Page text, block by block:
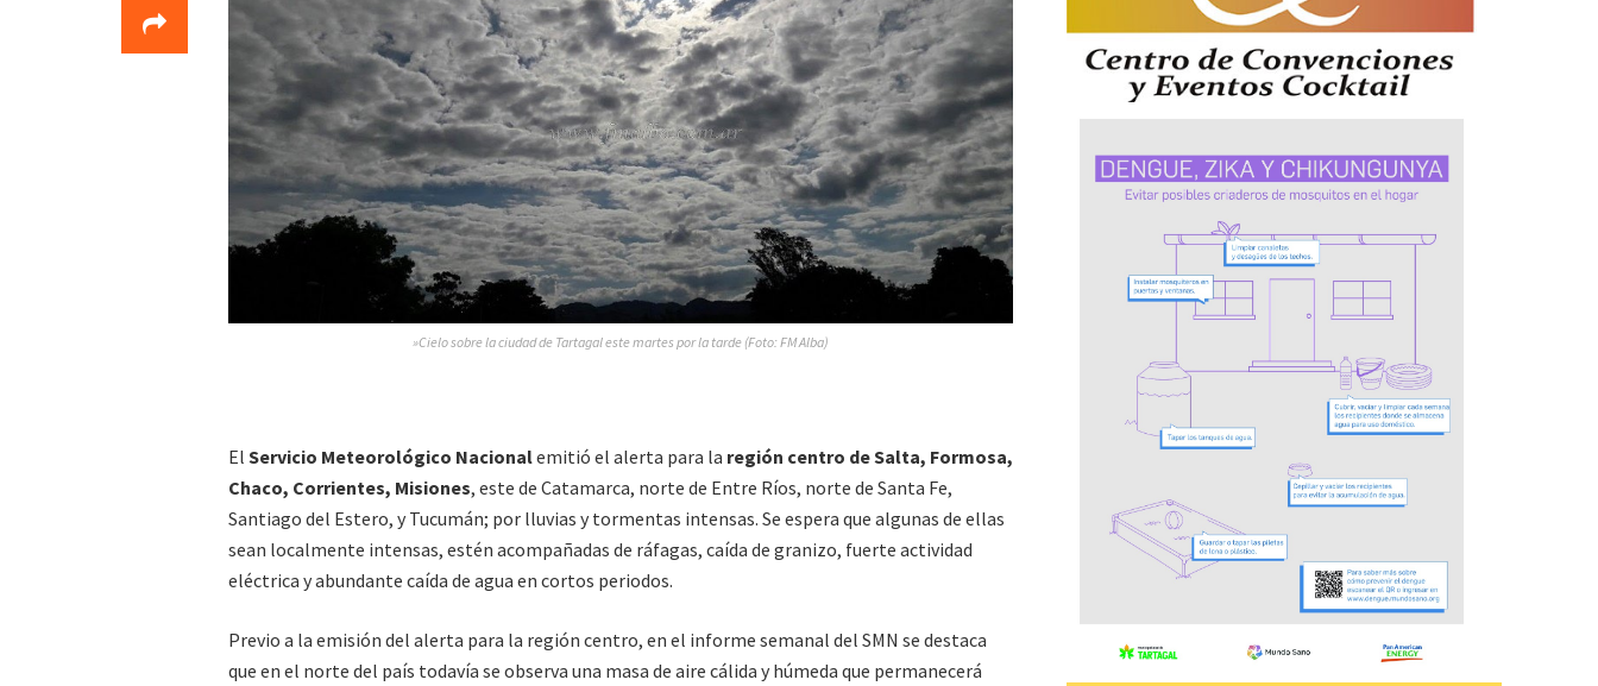
»Cielo sobre la ciudad de Tartagal este martes por la tarde (Foto: FM Alba)
El Servicio Meteorológico Nacionalemitió el alerta para la región centro de Salta, Formosa,
Chaco, Corrientes, Misiones, este de Catamarca, norte de Entre Ríos, norte de Santa Fe,
Santiago del Estero, y Tucumán; por lluvias y tormentas intensas. Se espera que algunas de ellas
sean localmente intensas, estén acompañadas de ráfagas, caída de granizo, fuerte actividad
eléctrica y abundante caída de agua en cortos periodos.
Previo a la emisión del alerta para la región centro, en el informe semanal del SMN se destaca
que en el norte del país todavía se observa una masa de aire cálida y húmeda que permanecerá